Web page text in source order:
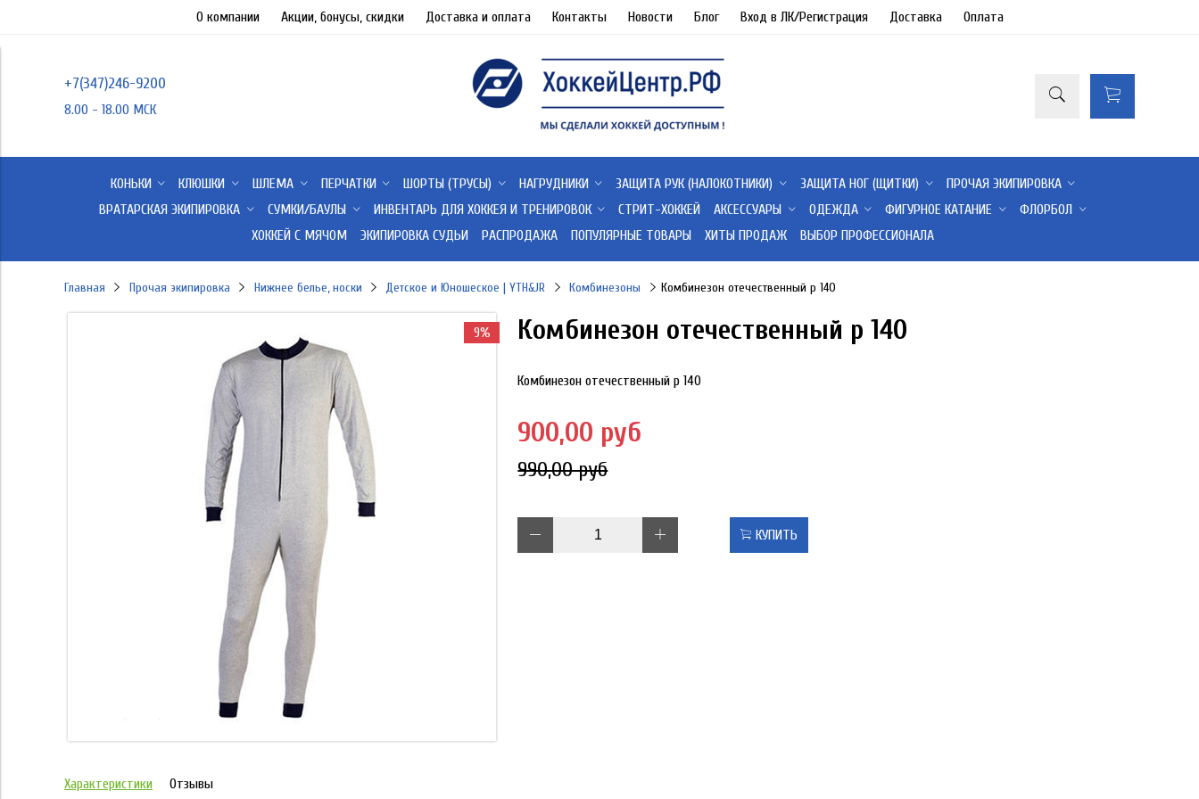
О компании Акции, бонусы, скидки Доставка и оплата Контакты Новости Блог Вход в ЛК/Регистрация Доставка Оплата
+7(347)246-9200
8.00 - 18.00 МСК
КОНЬКИ КЛЮШКИ ШЛЕМА ПЕРЧАТКИ ШОРТЫ (ТРУСЫ) НАГРУДНИКИ ЗАЩИТА РУК (НАЛОКОТНИКИ) ЗАЩИТА НОГ (ЩИТКИ)
ПРОЧАЯ ЭКИПИРОВКА
ВРАТАРСКАЯ ЭКИПИРОВКА
СУМКИ/БАУЛЫ ИНВЕНТАРЬ ДЛЯ ХОККЕЯ И ТРЕНИРОВОК СТРИТ-ХОККЕЙ АКСЕССУАРЫ ОДЕЖДА ФИГУРНОЕ КАТАНИЕ
ФЛОРБОЛ
ХОККЕЙ С МЯЧОМ
ЭКИПИРОВКА СУДЬИ РАСПРОДАЖА ПОПУЛЯРНЫЕ ТОВАРЫ ХИТЫ ПРОДАЖ ВЫБОР ПРОФЕССИОНАЛА
Главная Прочая экипировка Нижнее белье, носки Детское и Юношеское | YTH&JR Комбинезоны Комбинезон отечественный р 140
9% Комбинезон отечественный р 140
Комбинезон отечественный р 140
900,00 руб
990,00 руб
КУПИТЬ
Характеристики Отзывы